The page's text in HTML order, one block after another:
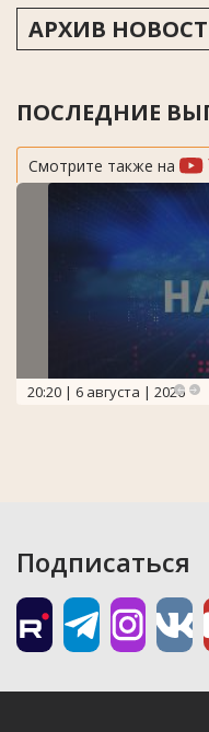
АРХИВ
ПОСЛЕДНИЕ
Смотрите также на
20:20 | 6 августа | 2026
Подписаться